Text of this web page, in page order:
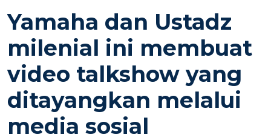
Yamaha dan Ustadz
milenial ini membuat
video talkshow yang
ditayangkan melalui
media sosial